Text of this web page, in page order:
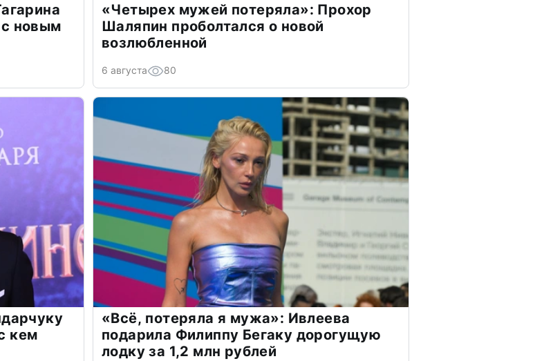
новым
«Четырех мужей потеряла»: Прохор
Шаляпин проболтался о новой
возлюбленной
6 августа 80
кем
«Всё, потеряла я мужа»: Ивлеева
подарила Филиппу Бегаку дорогущую
лодку за 1,2 млн рублей